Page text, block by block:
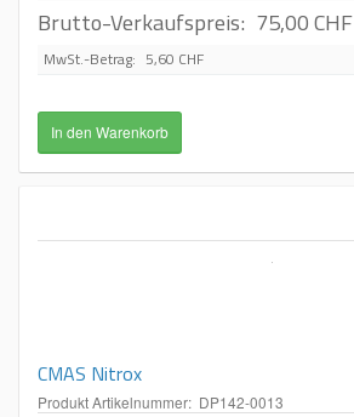
Brutto-Verkaufspreis: 75,00 CHF
MwSt.-Betrag: 5,60 CHF
CMAS Nitrox
Produkt Artikelnummer: DP142-0013